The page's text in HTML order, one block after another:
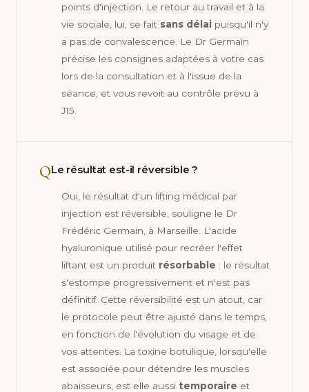
points d'injection. Le retour au travail et à la
vie sociale, lui, se fait sans délai puisqu'il n'y
a pas de convalescence. Le Dr Germain
précise les consignes adaptées à votre cas
lors de la consultation et à l'issue de la
séance, et vous revoit au contrôle prévu à
J15.
QLe résultat est-il réversible ?
Oui, le résultat d'un lifting médical par
injection est réversible, souligne le Dr
Frédéric Germain, à Marseille. L'acide
hyaluronique utilisé pour recréer l'effet
liftant est un produit résorbable : le résultat
s'estompe progressivement et n'est pas
définitif. Cette réversibilité est un atout, car
le protocole peut être ajusté dans le temps,
en fonction de l'évolution du visage et de
vos attentes. La toxine botulique, lorsqu'elle
est associée pour détendre les muscles
abaisseurs, est elle aussi temporaire et